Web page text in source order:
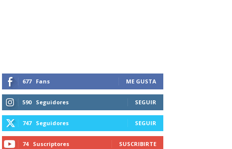
677 Fans ME GUSTA
590 Seguidores SEGUIR
747 Seguidores SEGUIR
74 Suscriptores SUSCRIBIRTE